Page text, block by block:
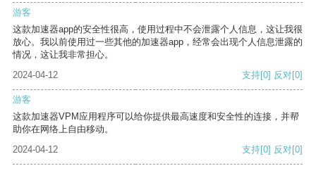
游客
这款加速器app的安全性很高，使用过程中不会泄露个人信息，这让我很
放心。我以前使用过一些其他的加速器app，经常会出现个人信息泄露的
情况，这让我非常担心。
2024-04-12
支持[0] 反对[0]
游客
这款加速器VPM应用程序可以给你提供最高速度和安全性的连接，并帮
助你在网络上自由移动。
2024-04-12
支持[0] 反对[0]